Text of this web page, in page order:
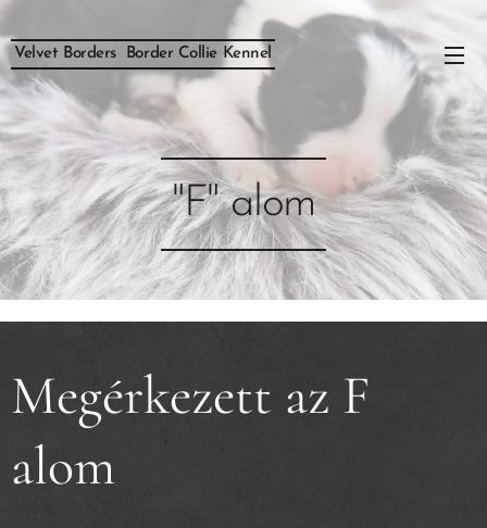
Velvet Borders Border Collie Kennel
"F" alom
Megérkezett az F
alom